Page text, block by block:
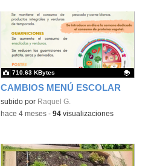
CAMBIOS MENÚ ESCOLAR
Contenido educativo.
subido por Raquel G.
710.63 KBytes
-hace 4 meses- 94visualizaciones